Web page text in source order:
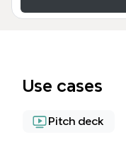
Use cases
Pitch deck